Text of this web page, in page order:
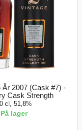
År 2007 (Cask #7) -
Cask Strength
cl, 51,8%
På lager